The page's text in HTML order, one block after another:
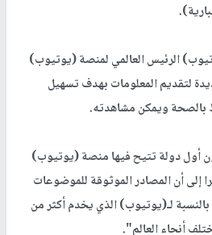
الرئيس العالمي لمنصة (يوتيوب)
لتقديم المعلومات بهدف تسهيل
ويمكن مشاهدته.
أول دولة تتيح فيها منصة (يوتيوب)
إلى أن المصادر الموثوقة للموضوعات
لـ(يوتيوب) الذي يخدم أكثر من
أنحاء العالم".